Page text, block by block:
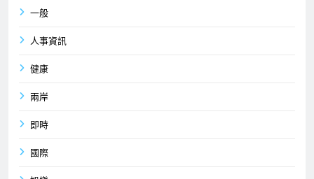
一般
人事資訊
健康
兩岸
即時
國際